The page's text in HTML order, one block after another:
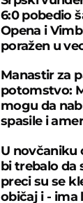
6:0 pobedio
Opena i
poražen u
Manastir za
potomstvo:
mogu da
spasile i
U novčaniku
bi trebalo da
preci su se
običaj i - ima